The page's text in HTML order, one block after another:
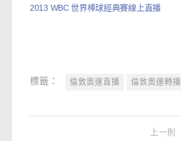
2013 WBC 世界棒球經典賽線上直播
標籤： 倫敦奧運直播 倫敦奧運轉播
上一則